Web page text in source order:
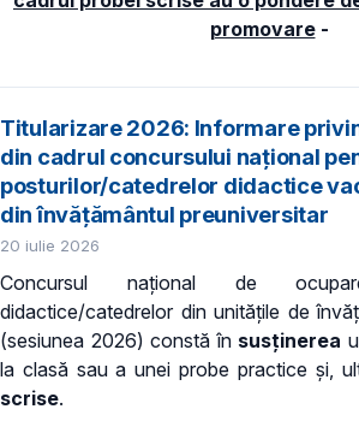
promovare-
Titularizare 2026: Informare
din cadrul concursului național
posturilor/catedrelor didactice
din învățământul preuniversitar
20 iulie 2026
Concursul naţional de
didactice/catedrelor din unitățile de
(sesiunea 2026) constă în susținerea
la clasă sau a unei probe practice și,
scrise.